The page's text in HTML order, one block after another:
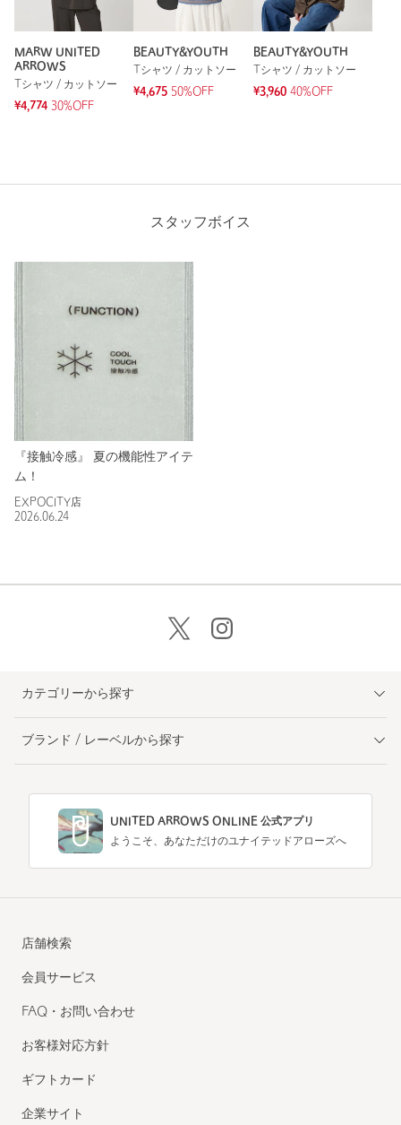
MARW UNITED
ARROWS
Tシャツ / カットソー
¥4,774 30%OFF
BEAUTY&YOUTH
Tシャツ / カットソー
¥4,675 50%OFF
BEAUTY&YOUTH
Tシャツ / カットソー
¥3,960 40%OFF
スタッフボイス
『接触冷感』 夏の機能性アイテ
ム！
EXPOCITY店
2026.06.24
カテゴリーから探す
ブランド / レーベルから探す
UNITED ARROWS ONLINE 公式アプリ
ようこそ、あなただけのユナイテッドアローズへ
店舗検索
会員サービス
FAQ・お問い合わせ
お客様対応方針
ギフトカード
企業サイト